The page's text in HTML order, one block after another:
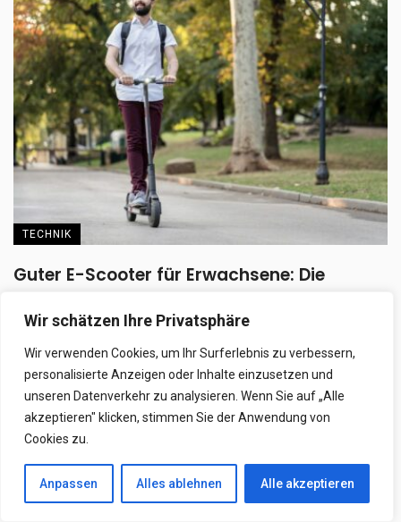
Wir schätzen Ihre Privatsphäre
Wir verwenden Cookies, um Ihr Surferlebnis zu verbessern,
personalisierte Anzeigen oder Inhalte einzusetzen und
unseren Datenverkehr zu analysieren. Wenn Sie auf „Alle
akzeptieren" klicken, stimmen Sie der Anwendung von
Cookies zu.
Anpassen Alles ablehnen Alle akzeptieren
TECHNIK
Guter E-Scooter für Erwachsene: Die
Ein guter E-Scooter für Erwachsene überzeugt nicht nur durch
Geschwindigkeit, sondern auch durch Sicherheit, Komfort ...